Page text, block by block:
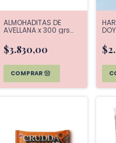
ALMOHADITAS DE
AVELLANA x 300 grs
$3.830,00